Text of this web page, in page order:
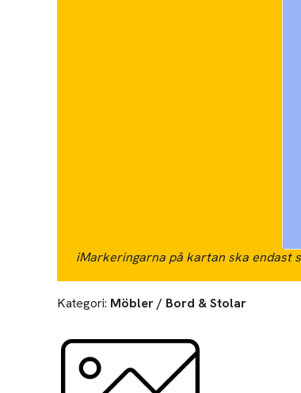
iMarkeringarna på kartan ska endast
Kategori: Möbler / Bord & Stolar